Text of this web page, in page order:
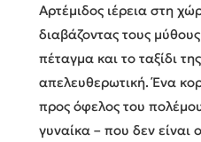
Αρτέμιδος ιέρεια στη
διαβάζοντας τους
πέταγμα και το ταξίδι
απελευθερωτική. Ένα
προς όφελος του
γυναίκα – που δεν